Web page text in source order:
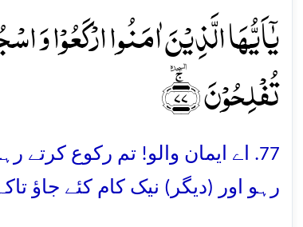
یٰۤاَیُّہَا الَّذِیۡنَ اٰمَنُوا ارۡکَعُوۡا وَ
تُفۡلِحُوۡنَ ﴿ۚٛ۷۷﴾
77. اے ایمان والو! تم رکوع
رہو اور (دیگر) نیک کام کئے جاؤ